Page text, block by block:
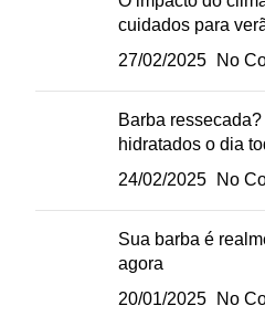
cuidados para
27/02/2025
No
Barba
hidratados o dia
24/02/2025
No
Sua barba é
agora
20/01/2025
No